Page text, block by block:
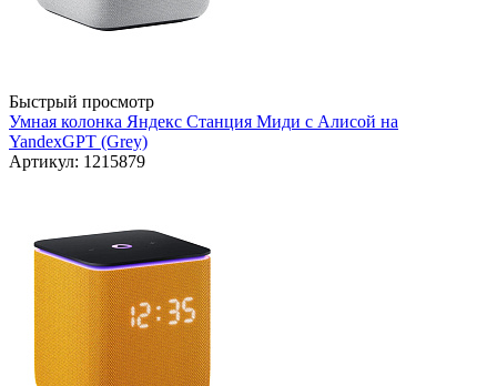
Быстрый просмотр
Умная колонка Яндекс Станция Миди с Алисой на
YandexGPT (Grey)
Артикул: 1215879